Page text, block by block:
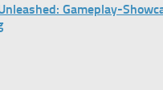
Gameplay-